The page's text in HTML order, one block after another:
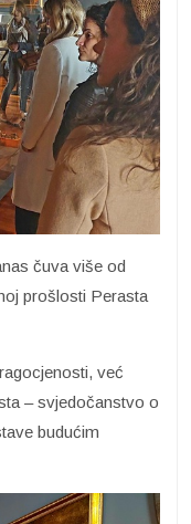
čuva više od
prošlosti Perasta
već
– svjedočanstvo o
budućim